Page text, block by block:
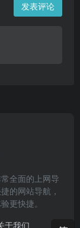
发表评论
全面的上网导
的网站导航，
更快捷。
于我们